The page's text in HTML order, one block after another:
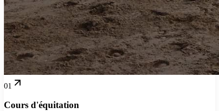
01
Cours d'équitation